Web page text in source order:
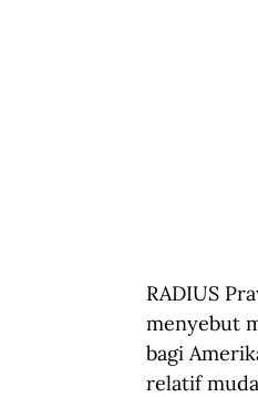
RADIUS
menyebut
bagi
relatif